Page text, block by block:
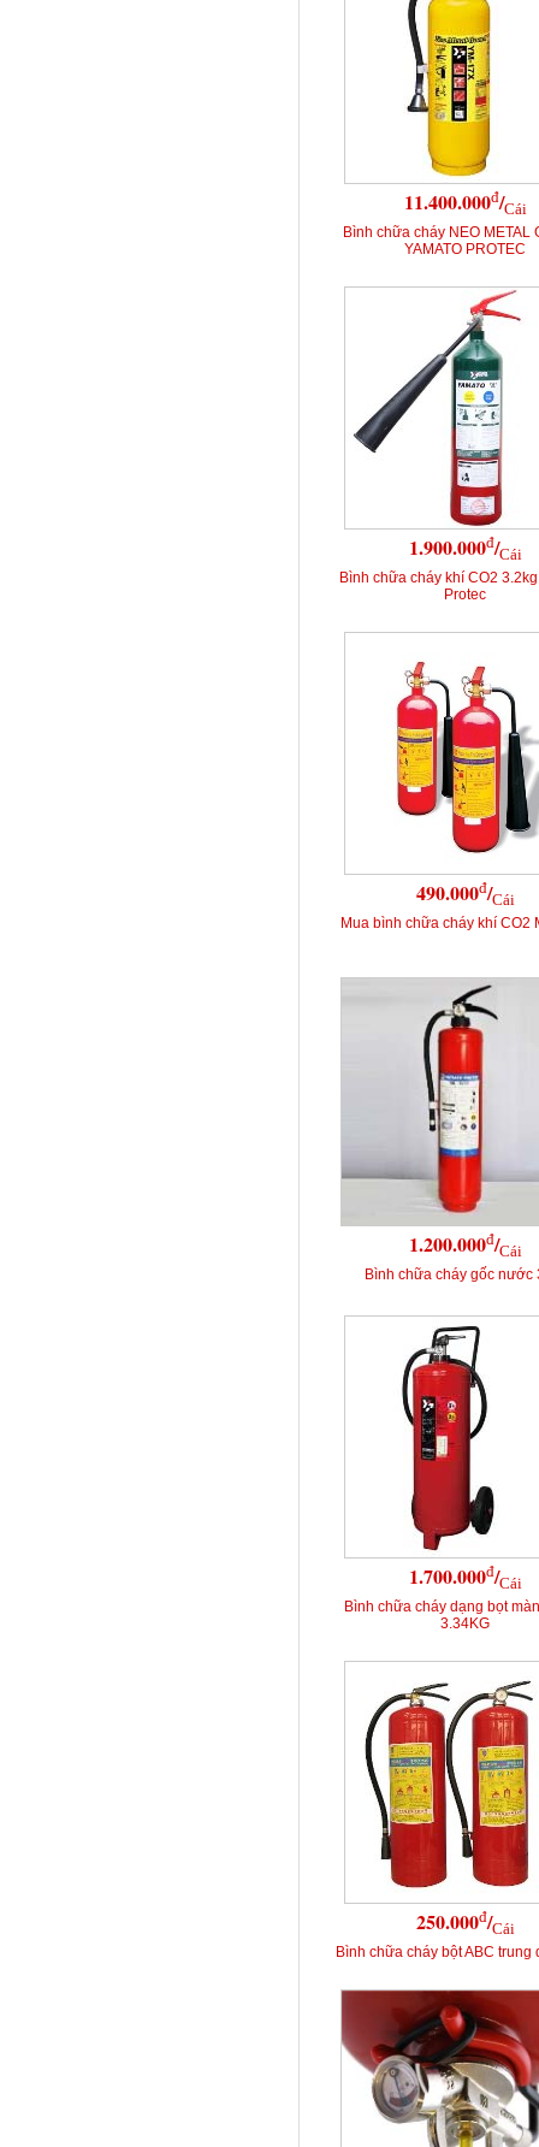
11.400.000đ/Cái
Bình chữa cháy NEO METAL
YAMATO PROTEC
1.900.000đ/Cái
Bình chữa cháy khí CO2
Protec
490.000đ/Cái
Mua bình chữa cháy khí CO2
1.200.000đ/Cái
Bình chữa cháy gốc nước
1.700.000đ/Cái
Bình chữa cháy dạng bọt
3.34KG
250.000đ/Cái
Bình chữa cháy bột ABC trung